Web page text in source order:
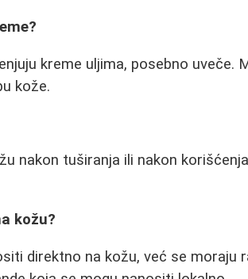
kreme uljima, posebno uveče.
kože.
nakon tuširanja ili nakon
kožu?
direktno na kožu, već se moraju